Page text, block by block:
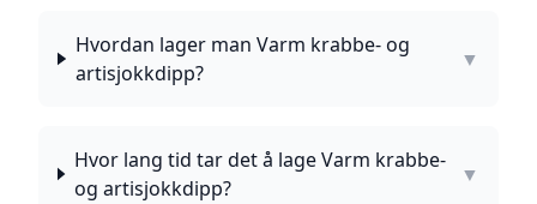
Hvordan lager man Varm krabbe- og
artisjokkdipp?
▼
Hvor lang tid tar det å lage Varm krabbe-
og artisjokkdipp?
▼